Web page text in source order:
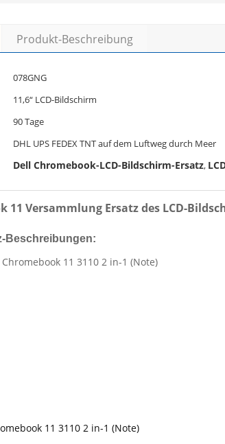
Produkt-Beschreibung
078GNG
11,6“ LCD-Bildschirm
90 Tage
DHL UPS FEDEX TNT auf dem Luftweg durch Meer
Dell Chromebook-LCD-Bildschirm-Ersatz,
11 Versammlung Ersatz des LCD-
Beschreibungen:
11 3110 2 in-1 (Note)
11 3110 2 in-1 (Note)